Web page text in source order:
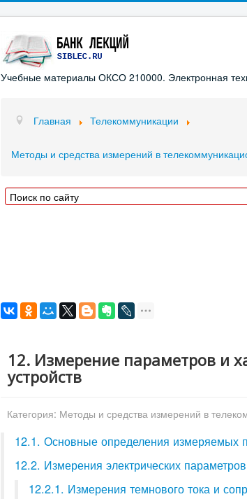
Учебные материалы ОКСО 210000. Электронная
Главная Телекоммуникации
Методы и средства измерений в
12. Измерение параметров и
устройств
Категория: Методы и средства измерений в
12.1. Основные определения измеряемых
12.2. Измерения электрических параметров
12.2.1. Измерения темнового тока и